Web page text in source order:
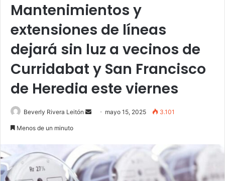
Mantenimientos y
extensiones de líneas
dejará sin luz a vecinos de
Curridabat y San Francisco
de Heredia este viernes
Beverly Rivera Leitón
Send mayo 15, 2025 3.101
Menos de un minuto